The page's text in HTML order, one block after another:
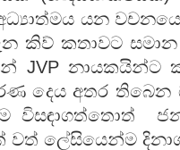
යන
කිව් කතාවට
JVP නායකයින්ට
දෙය අතර
විසඳාගත්තොත්
වත් ලේසියෙන්ම